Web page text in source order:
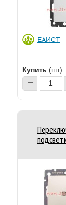
ЕАИСТ
Купить (шт):